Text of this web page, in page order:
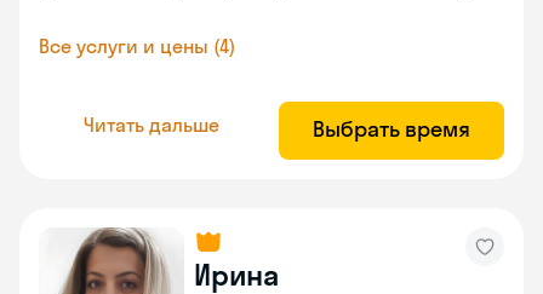
Все услуги и цены (4)
Читать дальше Выбрать время
Ирина